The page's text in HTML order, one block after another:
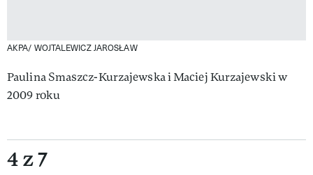
AKPA/ WOJTALEWICZ JAROSŁAW
Paulina Smaszcz-Kurzajewska i Maciej Kurzajewski w
2009 roku
4 z 7